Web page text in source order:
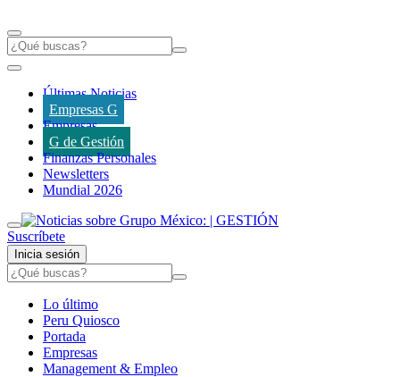
Últimas Noticias
Empresas G
Empresas
G de Gestión
Finanzas Personales
Newsletters
Mundial 2026
Suscríbete
Inicia sesión
Lo último
Peru Quiosco
Portada
Empresas
Management & Empleo